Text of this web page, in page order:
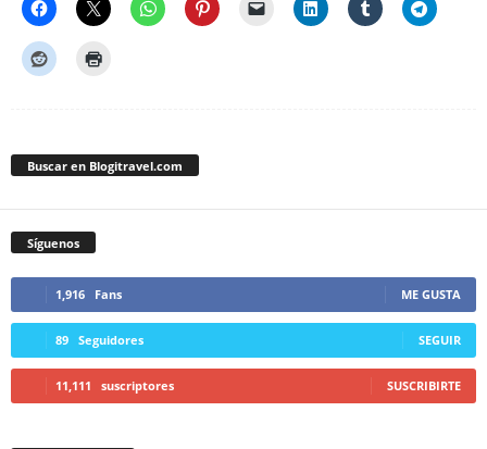
Buscar en Blogitravel.com
Síguenos
1,916 Fans ME GUSTA
89 Seguidores SEGUIR
11,111 suscriptores SUSCRIBIRTE